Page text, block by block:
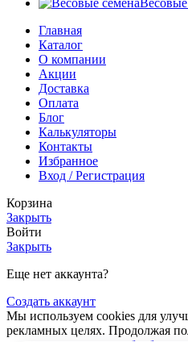
Главная
Каталог
О компании
Акции
Доставка
Оплата
Блог
Калькуляторы
Контакты
Избранное
Вход / Регистрация
Корзина
Закрыть
Войти
Закрыть
Еще нет аккаунта?
Создать аккаунт
Мы используем cookies для
рекламных целях. Продолжая